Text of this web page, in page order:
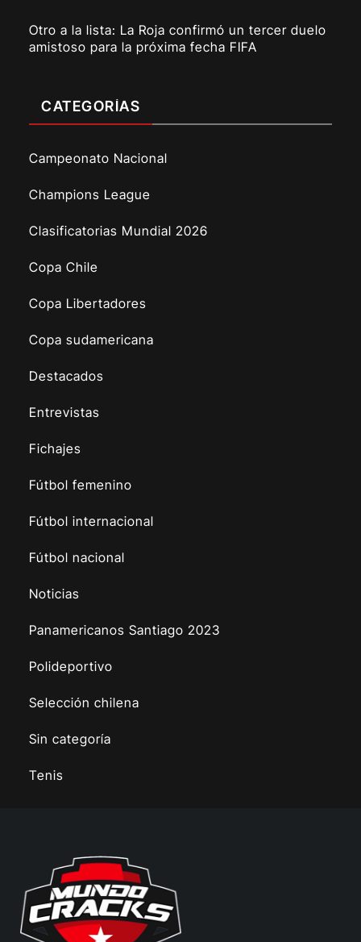
Otro a la lista: La Roja confirmó un tercer duelo
amistoso para la próxima fecha FIFA
CATEGORÍAS
Campeonato Nacional
Champions League
Clasificatorias Mundial 2026
Copa Chile
Copa Libertadores
Copa sudamericana
Destacados
Entrevistas
Fichajes
Fútbol femenino
Fútbol internacional
Fútbol nacional
Noticias
Panamericanos Santiago 2023
Polideportivo
Selección chilena
Sin categoría
Tenis